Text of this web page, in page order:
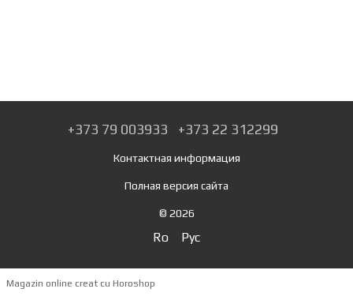
+373 79 003933 +373 22 312299
Контактная информация
Полная версия сайта
© 2026
Ro Рус
Magazin online creat cu Horoshop